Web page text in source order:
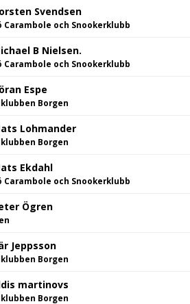
Svendsen
Carambole och Snookerklubb
B Nielsen.
Carambole och Snookerklubb
Espe
Borgen
Lohmander
Borgen
Ekdahl
Carambole och Snookerklubb
Ögren
Jeppsson
Borgen
martinovs
Borgen